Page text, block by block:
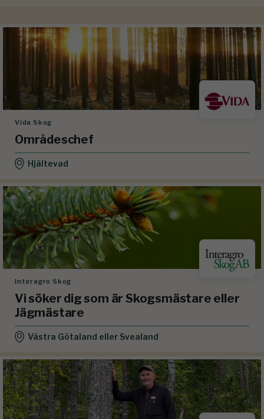
Vida Skog
Områdeschef
Hjältevad
Interagro Skog
Vi söker dig som är Skogsmästare eller
Jägmästare
Västra Götaland eller Svealand